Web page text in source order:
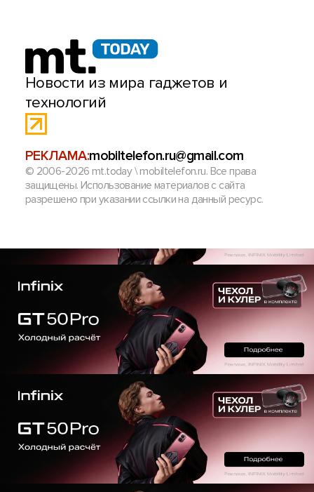
Новости из мира гаджетов и
технологий
РЕКЛАМА:mobiltelefon.ru@gmail.com
© 2006-2026 mt.today \ mobiltelefon.ru. Все права
защищены. Использование материалов с сайта
разрешено при указании ссылки на данный ресурс.